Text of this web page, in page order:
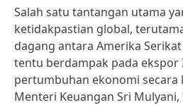
Salah satu tantangan utama
ketidakpastian global,
dagang antara Amerika
tentu berdampak pada ekspor
pertumbuhan ekonomi
Menteri Keuangan Sri